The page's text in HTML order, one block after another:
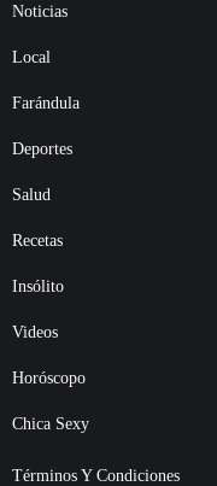
Noticias
Local
Farándula
Deportes
Salud
Recetas
Insólito
Videos
Horóscopo
Chica Sexy
Términos Y Condiciones